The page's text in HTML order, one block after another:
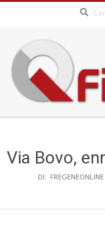
content
Menu
Via Bovo,
DI: FREGENEONLINE